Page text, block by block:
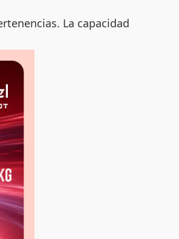
La capacidad